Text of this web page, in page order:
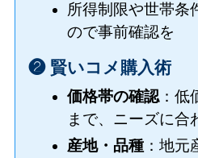
所得制限や世帯条
ので事前確認を
❷ 賢いコメ購入術
価格帯の確認：低
まで、ニーズに合
産地・品種 ：地